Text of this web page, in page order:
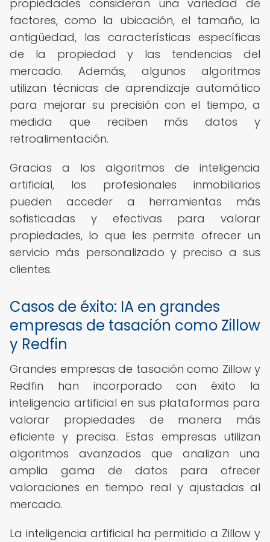
propiedades consideran una variedad de
factores, como la ubicación, el tamaño, la
antigüedad, las características específicas
de la propiedad y las tendencias del
mercado. Además, algunos algoritmos
utilizan técnicas de aprendizaje automático
para mejorar su precisión con el tiempo, a
medida que reciben más datos y
retroalimentación.
Gracias a los algoritmos de inteligencia
artificial, los profesionales inmobiliarios
pueden acceder a herramientas más
sofisticadas y efectivas para valorar
propiedades, lo que les permite ofrecer un
servicio más personalizado y preciso a sus
clientes.
Casos de éxito: IA en grandes
empresas de tasación como Zillow
y Redfin
Grandes empresas de tasación como Zillow y
Redfin han incorporado con éxito la
inteligencia artificial en sus plataformas para
valorar propiedades de manera más
eficiente y precisa. Estas empresas utilizan
algoritmos avanzados que analizan una
amplia gama de datos para ofrecer
valoraciones en tiempo real y ajustadas al
mercado.
La inteligencia artificial ha permitido a Zillow y